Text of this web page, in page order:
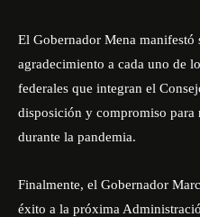
El Gobernador Mena
agradecimiento a cada uno de
federales que integran el
disposición y compromiso para
durante la pandemia.
Finalmente, el Gobernador
éxito a la próxima